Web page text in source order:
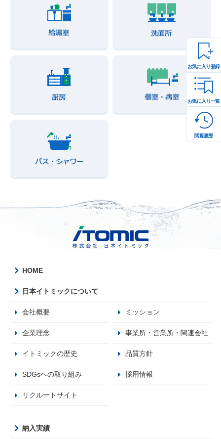
お気に入り登録
お気に入り一覧
閲覧履歴
HOME
日本イトミックについて
会社概要 ミッション
企業理念 事業所・営業所・関連会社
イトミックの歴史 品質方針
SDGsへの取り組み 採用情報
リクルートサイト
納入実績